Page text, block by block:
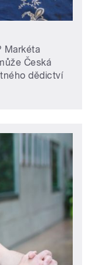
Markéta
Česká
dědictví